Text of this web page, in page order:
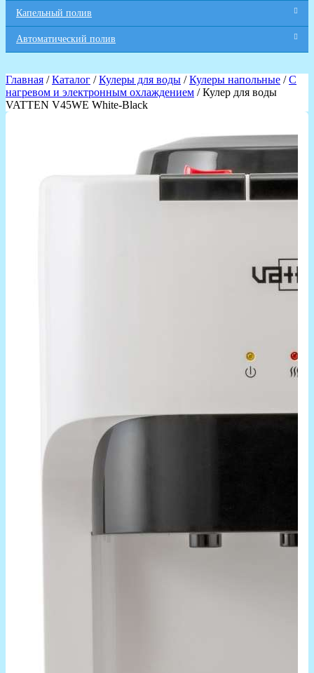
Капельный полив
Автоматический полив
Главная /Каталог /Кулеры для воды /Кулеры напольные /С
нагревом и электронным охлаждением / Кулер для воды
VATTEN V45WE White-Black